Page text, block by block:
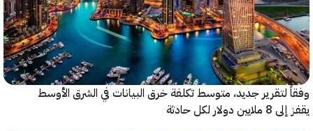
جديد، متوسط تكلفة خرق البيانات في الشرق الأوسط
لكل حادثة